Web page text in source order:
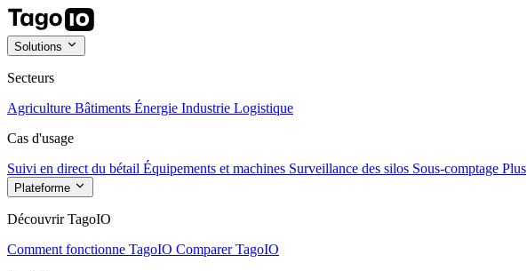
Solutions
Secteurs
Agriculture Bâtiments Énergie Industrie Logistique
Cas d'usage
Suivi en direct du bétail Équipements et machines Surveillance des silos Sous-comptage Plus
Plateforme
Découvrir TagoIO
Comment fonctionne TagoIO Comparer TagoIO